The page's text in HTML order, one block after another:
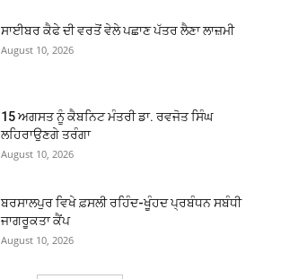
ਸਾਈਬਰ ਕੈਫੇ ਦੀ ਵਰਤੋਂ ਵੇਲੇ ਪਛਾਣ ਪੱਤਰ ਲੈਣਾ ਲਾਜ਼ਮੀ
August 10, 2026
15 ਅਗਸਤ ਨੂੰ ਕੈਬਨਿਟ ਮੰਤਰੀ ਡਾ. ਰਵਜੋਤ ਸਿੰਘ
ਲਹਿਰਾਉਣਗੇ ਤਰੰਗਾ
August 10, 2026
ਬਰਸਾਲਪੁਰ ਵਿਖੇ ਫ਼ਸਲੀ ਰਹਿੰਦ-ਖੂੰਹਦ ਪ੍ਰਬੰਧਨ ਸਬੰਧੀ
ਜਾਗਰੂਕਤਾ ਕੈਂਪ
August 10, 2026